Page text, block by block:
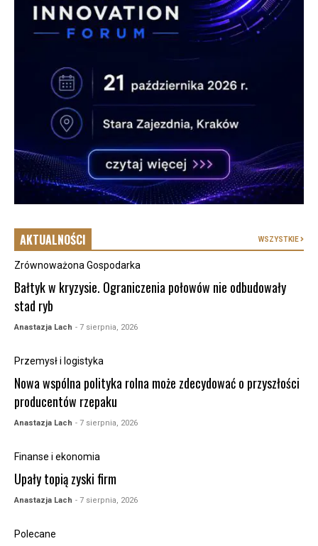
AKTUALNOŚCI WSZYSTKIE
Zrównoważona Gospodarka
Bałtyk w kryzysie. Ograniczenia połowów nie odbudowały
stad ryb
Anastazja Lach - 7 sierpnia, 2026
Przemysł i logistyka
Nowa wspólna polityka rolna może zdecydować o przyszłości
producentów rzepaku
Anastazja Lach - 7 sierpnia, 2026
Finanse i ekonomia
Upały topią zyski firm
Anastazja Lach - 7 sierpnia, 2026
Polecane